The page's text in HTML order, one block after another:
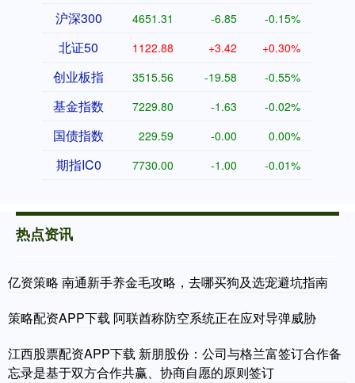
沪深300 4651.31 -6.85 -0.15%
北证50 1122.88 +3.42 +0.30%
创业板指 3515.56 -19.58 -0.55%
基金指数 7229.80 -1.63 -0.02%
国债指数 229.59 -0.00 0.00%
期指IC0 7730.00 -1.00 -0.01%
热点资讯
亿资策略 南通新手养金毛攻略，去哪买狗及选宠避坑指南
策略配资APP下载 阿联酋称防空系统正在应对导弹威胁
江西股票配资APP下载 新朋股份：公司与格兰富签订合作备
忘录是基于双方合作共赢、协商自愿的原则签订